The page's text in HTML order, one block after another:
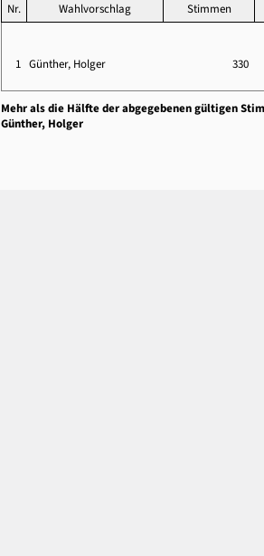
Nr.
Wahlvorschlag Stimmen
1 Günther, Holger 330
Mehr als die Hälfte der abgegebenen gültigen
Günther, Holger